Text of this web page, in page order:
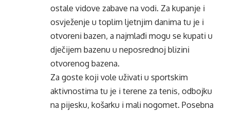
ostale vidove zabave na vodi. Za kupanje i
osvježenje u toplim ljetnjim danima tu je i
otvoreni bazen, a najmlađi mogu se kupati u
dječijem bazenu u neposrednoj blizini
otvorenog bazena.
Za goste koji vole uživati u sportskim
aktivnostima tu je i terene za tenis, odbojku
na pijesku, košarku i mali nogomet. Posebna